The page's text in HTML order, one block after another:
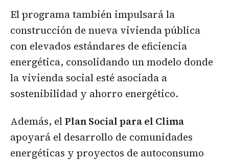
El programa también impulsará la
construcción de nueva vivienda pública
con elevados estándares de eficiencia
energética, consolidando un modelo donde
la vivienda social esté asociada a
sostenibilidad y ahorro energético.
Además, elPlan Social para el Clima
apoyará el desarrollo de comunidades
energéticas y proyectos de autoconsumo